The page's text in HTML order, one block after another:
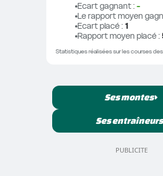
Ecart gagnant : -
Le rapport moyen
Ecart placé : 1
Rapport moyen placé :
Statistiques réalisées sur les courses
Ses montes
Ses entraîneurs